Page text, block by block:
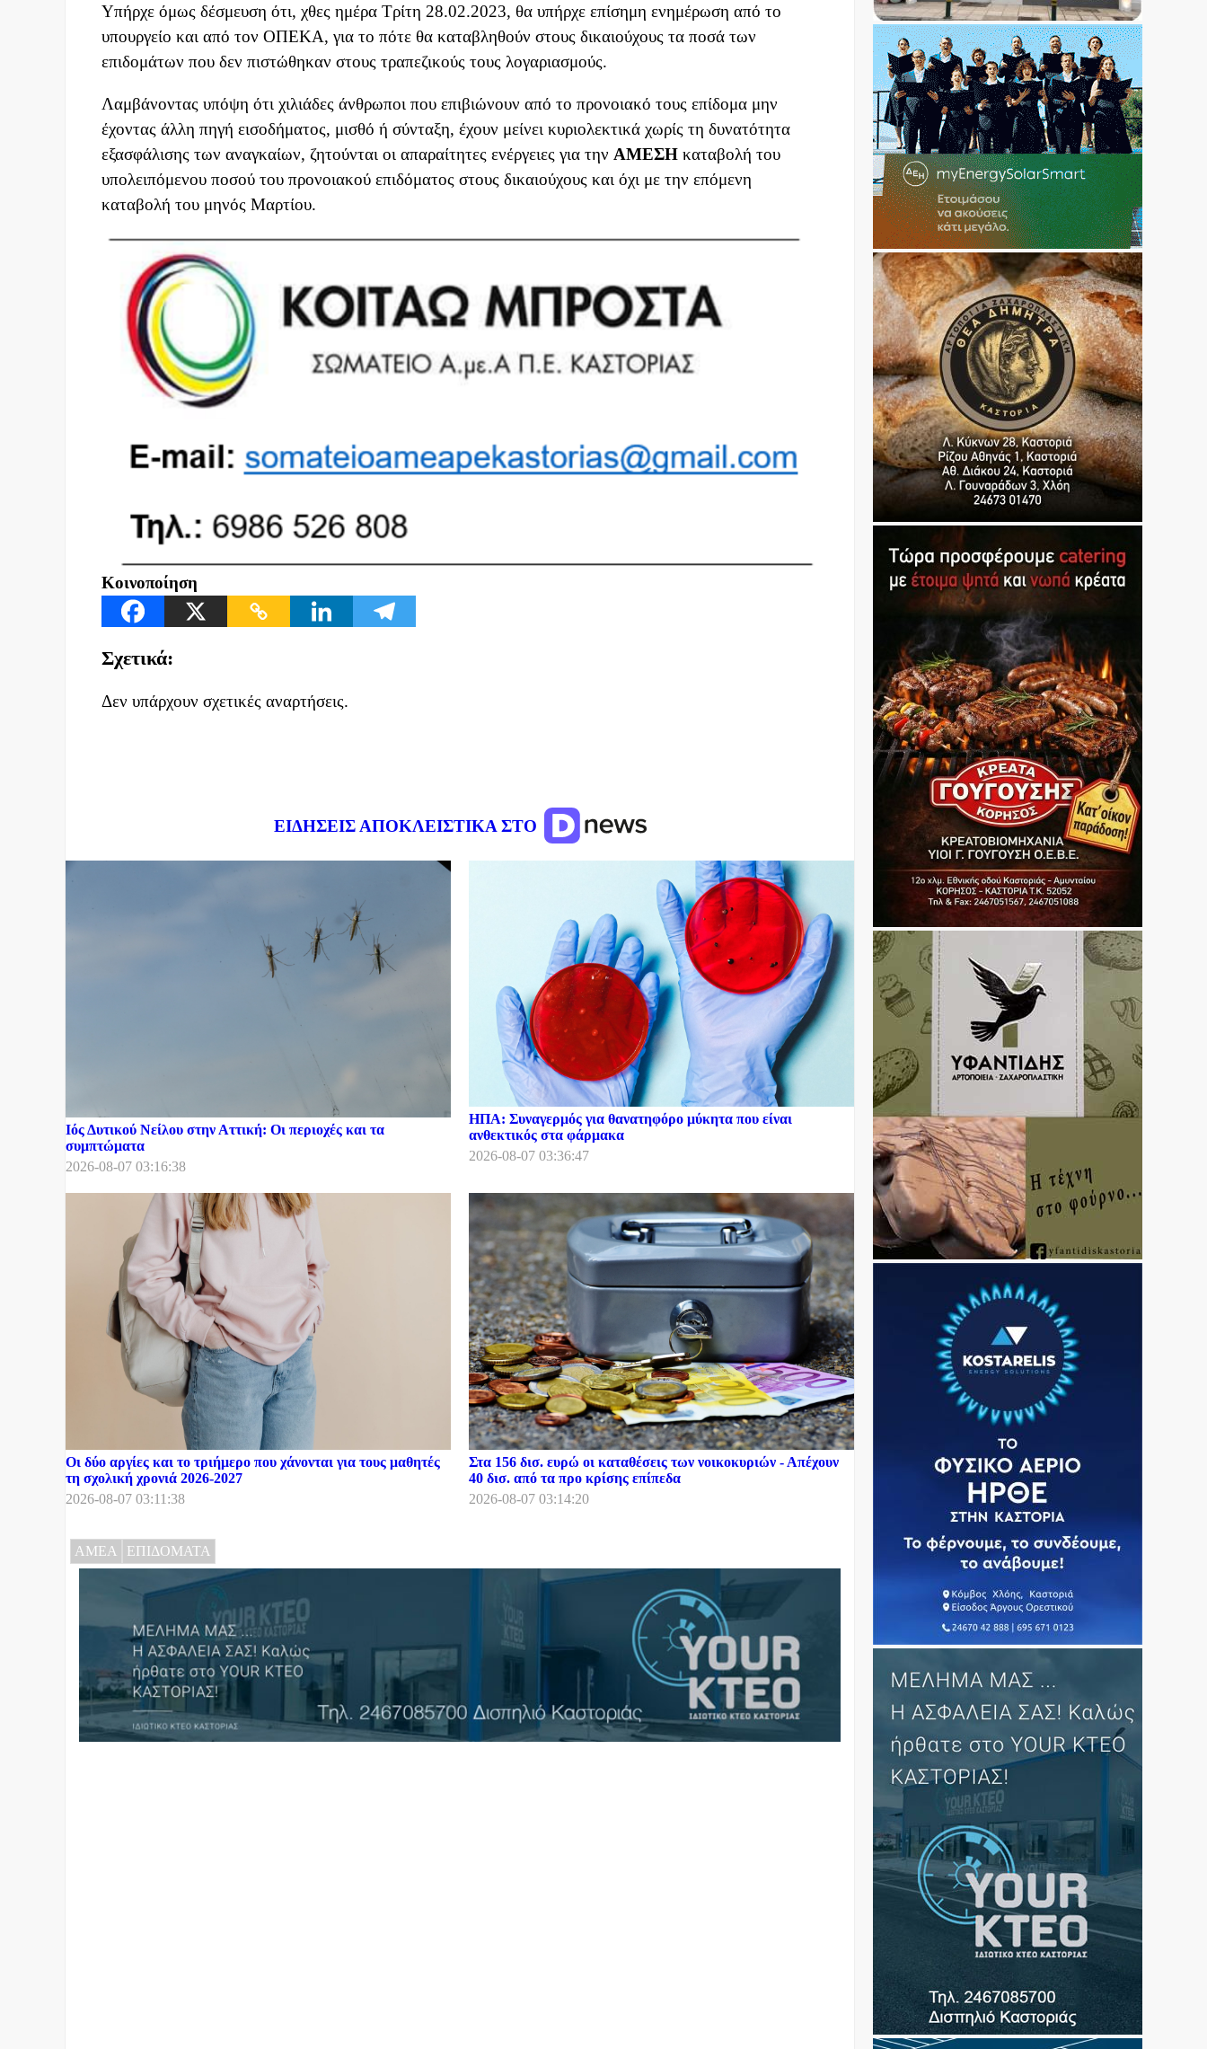
Υπήρχε όμως δέσμευση ότι, χθες ημέρα Τρίτη 28.02.2023, θα υπήρχε επίσημη ενημέρωση από το
υπουργείο και από τον ΟΠΕΚΑ, για το πότε θα καταβληθούν στους δικαιούχους τα ποσά των
επιδομάτων που δεν πιστώθηκαν στους τραπεζικούς τους λογαριασμούς.
Λαμβάνοντας υπόψη ότι χιλιάδες άνθρωποι που επιβιώνουν από το προνοιακό τους επίδομα μην
έχοντας άλλη πηγή εισοδήματος, μισθό ή σύνταξη, έχουν μείνει κυριολεκτικά χωρίς τη δυνατότητα
εξασφάλισης των αναγκαίων, ζητούνται οι απαραίτητες ενέργειες για την ΑΜΕΣΗ καταβολή του
υπολειπόμενου ποσού του προνοιακού επιδόματος στους δικαιούχους και όχι με την επόμενη
καταβολή του μηνός Μαρτίου.
Κοινοποίηση
Σχετικά:
Δεν υπάρχουν σχετικές αναρτήσεις.
ΕΙΔΗΣΕΙΣ ΑΠΟΚΛΕΙΣΤΙΚΑ ΣΤΟ
Ιός Δυτικού Νείλου στην Αττική: Οι περιοχές και τα
συμπτώματα
2026-08-07 03:16:38
ΗΠΑ: Συναγερμός για θανατηφόρο μύκητα που είναι
ανθεκτικός στα φάρμακα
2026-08-07 03:36:47
Οι δύο αργίες και το τριήμερο που χάνονται για τους μαθητές
τη σχολική χρονιά 2026-2027
2026-08-07 03:11:38
Στα 156 δισ. ευρώ οι καταθέσεις των νοικοκυριών - Απέχουν
40 δισ. από τα προ κρίσης επίπεδα
2026-08-07 03:14:20
ΑΜΕΑ ΕΠΙΔΟΜΑΤΑ